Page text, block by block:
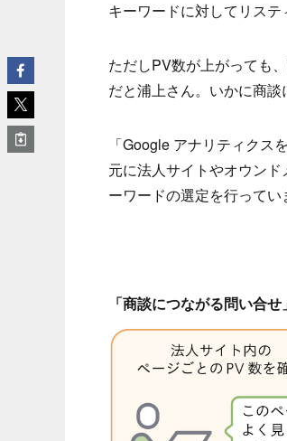
キーワードに対してリステ
ただしPV数が上がっても
だと浦上さん。いかに商談
「Google アナリティク
元に法人サイトやオウン
ーワードの選定を行ってい
「商談につながる問い合